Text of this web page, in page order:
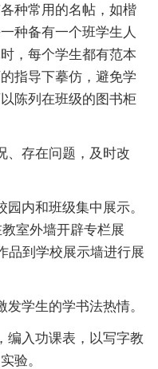
种常用的名帖，如楷
种备有一个班学生人
，每个学生都有范本
指导下摹仿，避免学
陈列在班级的图书柜
存在问题，及时改
内和班级集中展示。
室外墙开辟专栏展
品到学校展示墙进行展
学生的学书法热情。
入功课表，以写字教
验。